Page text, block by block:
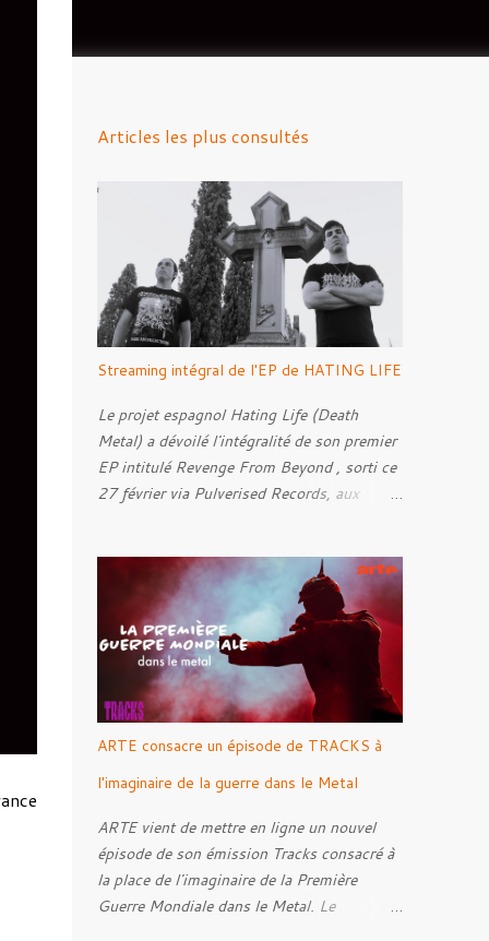
Articles les plus consultés
Streaming intégral de l'EP de HATING LIFE
Le projet espagnol Hating Life (Death
Metal) a dévoilé l'intégralité de son premier
EP intitulé Revenge From Beyond , sorti ce
27 février via Pulverised Records, aux
et mixé par Santi et l'artwork a été réalisé
par Luxi Lahtinen. Tracklist: 01. Into The
Grave 02. The Eternal Embrace 03. A
Somber Night 04. Rebellion Against The
Vile 05. Revenge From Beyond 06. The
Sense Of Fear
ARTE consacre un épisode de TRACKS à
l'imaginaire de la guerre dans le Metal
ARTE vient de mettre en ligne un nouvel
épisode de son émission Tracks consacré à
la place de l'imaginaire de la Première
Guerre Mondiale dans le Metal. Le